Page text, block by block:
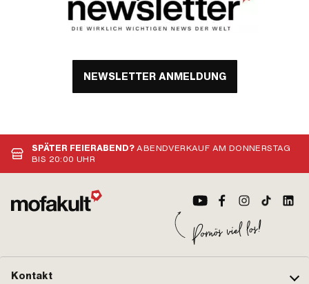
NEWSLETTER ANMELDUNG
SPÄTER FEIERABEND?ABENDVERKAUF AM DONNERSTAG
BIS 20:00 UHR
Kontakt